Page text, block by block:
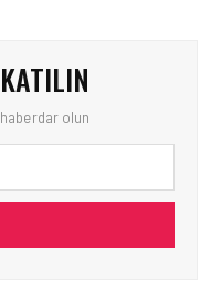
olun